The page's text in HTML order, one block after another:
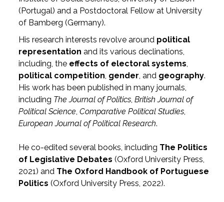
(Portugal) and a Postdoctoral Fellow at University
of Bamberg (Germany).
His research interests revolve around political
representation and its various declinations,
including, the effects of electoral systems,
political competition, gender, and geography.
His work has been published in many journals,
including The Journal of Politics,British Journal of
Political Science,Comparative Political Studies,
European Journal of Political Research.
He co-edited several books, including The Politics
of Legislative Debates (Oxford University Press,
2021) and The Oxford Handbook of Portuguese
Politics (Oxford University Press, 2022).